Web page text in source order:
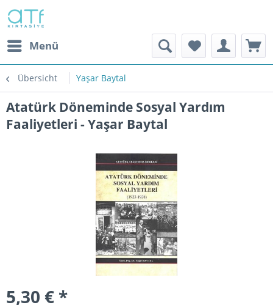
Menü
Übersicht Yaşar Baytal
Atatürk Döneminde Sosyal Yardım
Faaliyetleri - Yaşar Baytal
5,30 € *